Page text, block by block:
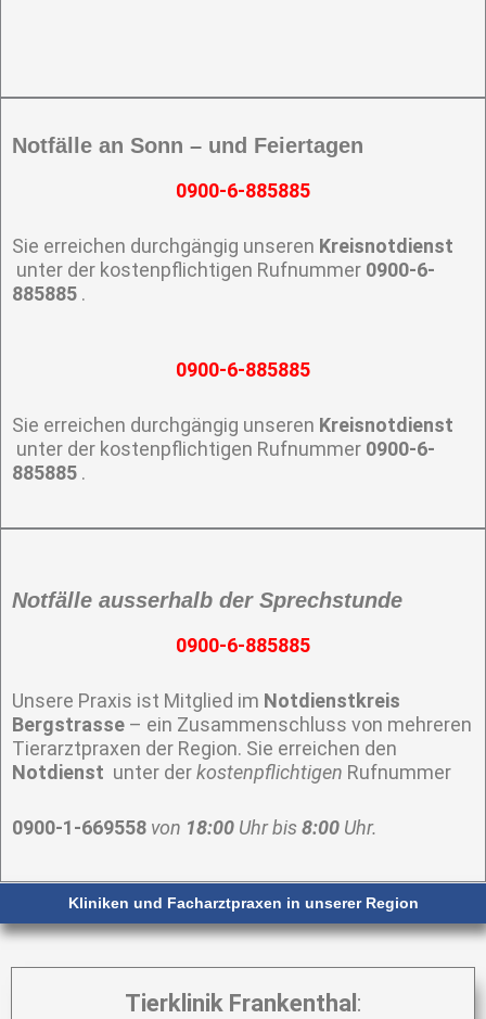
Notfälle an Sonn – und Feiertagen
0900-6-885885
Sie erreichen durchgängig unseren Kreisnotdienst
unter der kostenpflichtigen Rufnummer 0900-6-
885885 .
0900-6-885885
Sie erreichen durchgängig unseren Kreisnotdienst
unter der kostenpflichtigen Rufnummer 0900-6-
885885 .
Notfälle ausserhalb der Sprechstunde
0900-6-885885
Unsere Praxis ist Mitglied im Notdienstkreis
Bergstrasse – ein Zusammenschluss von mehreren
Tierarztpraxen der Region. Sie erreichen den
Notdienst unter derkostenpflichtigen Rufnummer
0900-1-669558 von 18:00 Uhr bis8:00 Uhr.
Kliniken und Facharztpraxen in unserer Region
Tierklinik Frankenthal :